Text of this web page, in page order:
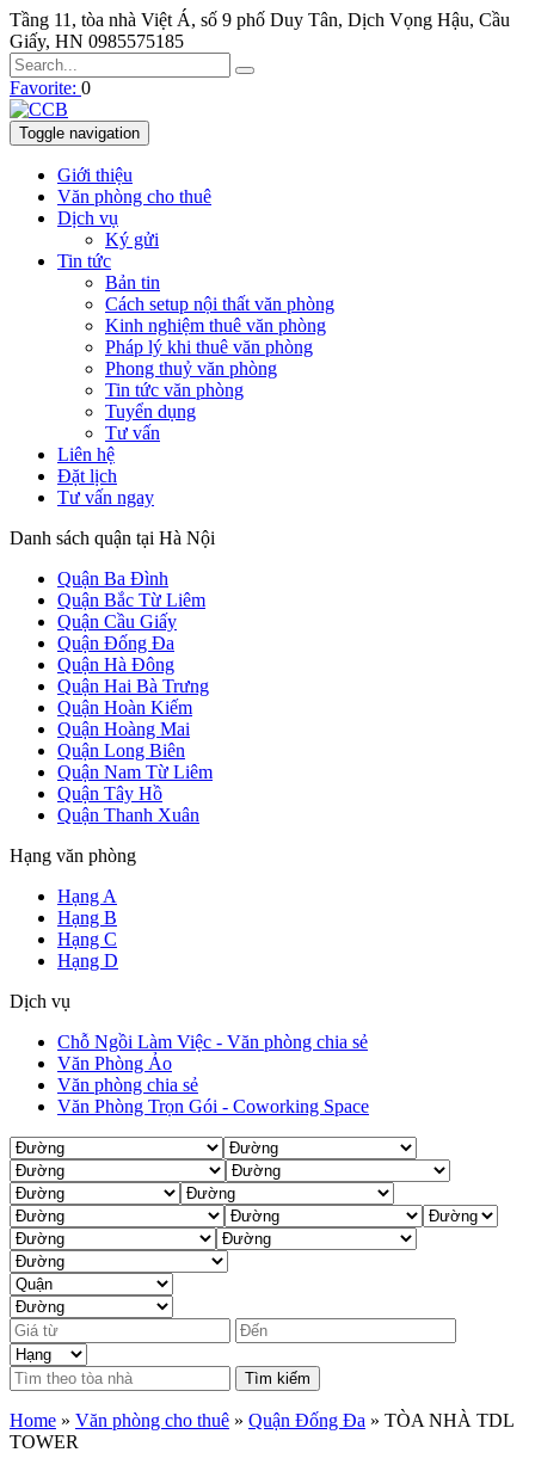
Tầng 11, tòa nhà Việt Á, số 9 phố Duy Tân, Dịch Vọng Hậu, Cầu
Giấy, HN 0985575185
Favorite: 0
Toggle navigation
Giới thiệu
Văn phòng cho thuê
Dịch vụ
Ký gửi
Tin tức
Bản tin
Cách setup nội thất văn phòng
Kinh nghiệm thuê văn phòng
Pháp lý khi thuê văn phòng
Phong thuỷ văn phòng
Tin tức văn phòng
Tuyển dụng
Tư vấn
Liên hệ
Đặt lịch
Tư vấn ngay
Danh sách quận tại Hà Nội
Quận Ba Đình
Quận Bắc Từ Liêm
Quận Cầu Giấy
Quận Đống Đa
Quận Hà Đông
Quận Hai Bà Trưng
Quận Hoàn Kiếm
Quận Hoàng Mai
Quận Long Biên
Quận Nam Từ Liêm
Quận Tây Hồ
Quận Thanh Xuân
Hạng văn phòng
Hạng A
Hạng B
Hạng C
Hạng D
Dịch vụ
Chỗ Ngồi Làm Việc - Văn phòng chia sẻ
Văn Phòng Ảo
Văn phòng chia sẻ
Văn Phòng Trọn Gói - Coworking Space
Tìm kiếm
Home » Văn phòng cho thuê » Quận Đống Đa » TÒA NHÀ TDL
TOWER